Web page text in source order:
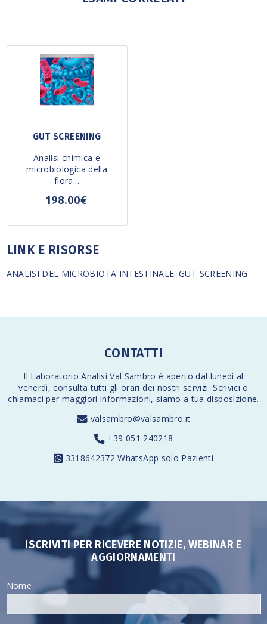
GUT SCREENING
Analisi chimica e
microbiologica della
flora...
198.00€
LINK E RISORSE
ANALISI DEL MICROBIOTA INTESTINALE: GUT SCREENING
CONTATTI
Il Laboratorio Analisi Val Sambro è aperto dal lunedì al
venerdì,consulta tutti gli orari dei nostri servizi. Scrivici o
chiamaci per maggiori informazioni, siamo a tua disposizione.
valsambro@valsambro.it
+39 051 240218
3318642372WhatsApp solo Pazienti
ISCRIVITI PER RICEVERE NOTIZIE, WEBINAR E
AGGIORNAMENTI
Nome